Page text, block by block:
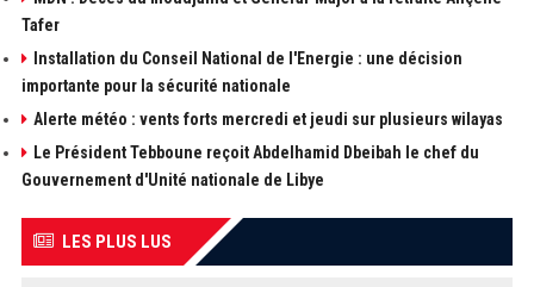
Tafer
Installation du Conseil National de l'Energie : une décision
importante pour la sécurité nationale
Alerte météo : vents forts mercredi et jeudi sur plusieurs wilayas
Le Président Tebboune reçoit Abdelhamid Dbeibah le chef du
Gouvernement d'Unité nationale de Libye
LES PLUS LUS